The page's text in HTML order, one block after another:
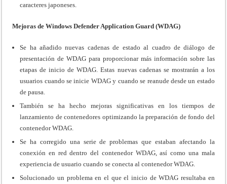
caracteres japoneses.
Mejoras de Windows Defender Application Guard (WDAG)
Se ha añadido nuevas cadenas de estado al cuadro de diálogo de
presentación de WDAG para proporcionar más información sobre las
etapas de inicio de WDAG. Estas nuevas cadenas se mostrarán a los
usuarios cuando se inicie WDAG y cuando se reanude desde un estado
de pausa.
También se ha hecho mejoras significativas en los tiempos de
lanzamiento de contenedores optimizando la preparación de fondo del
contenedor WDAG.
Se ha corregido una serie de problemas que estaban afectando la
conexión en red dentro del contenedor WDAG, así como una mala
experiencia de usuario cuando se conecta al contenedor WDAG.
Solucionado un problema en el que el inicio de WDAG resultaba en